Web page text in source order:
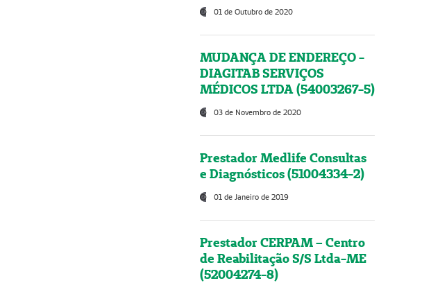
01 de Outubro de 2020
MUDANÇA DE ENDEREÇO -
DIAGITAB SERVIÇOS
MÉDICOS LTDA (54003267-5)
03 de Novembro de 2020
Prestador Medlife Consultas
e Diagnósticos (51004334-2)
01 de Janeiro de 2019
Prestador CERPAM – Centro
de Reabilitação S/S Ltda-ME
(52004274-8)